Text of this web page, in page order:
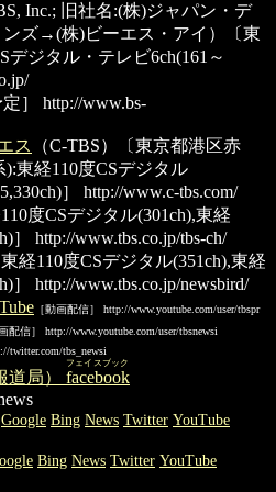
Inc.; 旧社名:(株)ジャパン・デ
ズ→(株)ビーエス・アイ）〔東
ジタル・テレビ6ch(161～
］
http://www.bs-
ス
（C-TBS）〔東京都港区赤
東経110度CSデジタル
］
http://www.c-tbs.com/
110度CSデジタル(301ch),東経
］
http://www.tbs.co.jp/tbs-ch/
東経110度CSデジタル(351ch),東経
］
http://www.tbs.co.jp/newsbird/
［動画配信］ http://www.youtube.com/user/tbspr
画配信］ http://www.youtube.com/user/tbsnewsi
twitter.com/tbs_newsi
道局） facebook
フェイスブック
Google Bing News Twitter YouTube
Bing News Twitter YouTube